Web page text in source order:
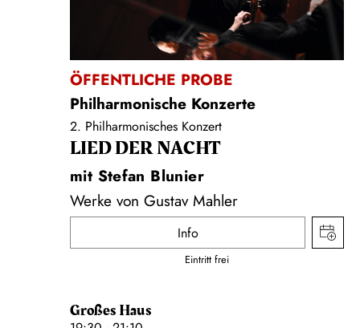
ÖFFENTLICHE PROBE
Philharmonische Konzerte
2. Philharmonisches Konzert
LIED DER NACHT
mit Stefan Blunier
Werke von Gustav Mahler
Info
Eintritt frei
Großes Haus